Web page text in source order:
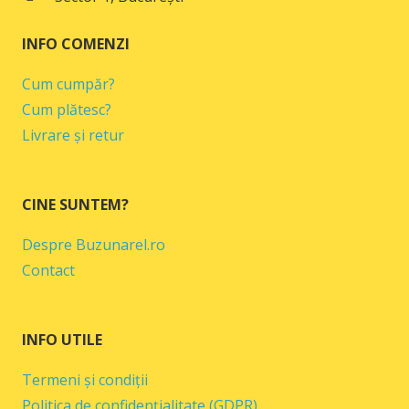
INFO COMENZI
Cum cumpăr?
Cum plătesc?
Livrare și retur
CINE SUNTEM?
Despre Buzunarel.ro
Contact
INFO UTILE
Termeni și condiții